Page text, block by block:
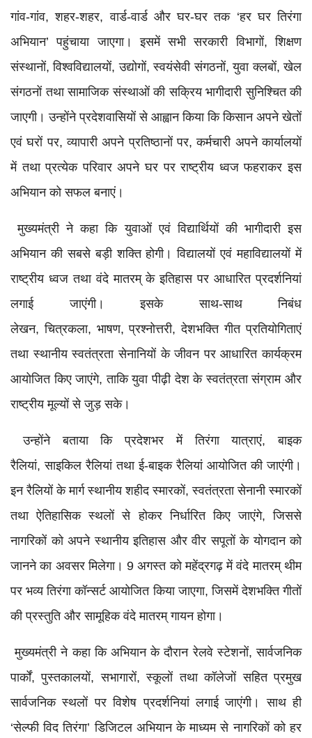
गांव-गांव, शहर-शहर, वार्ड-वार्ड और घर-घर तक ‘हर घर तिरंगा
अभियान’ पहुंचाया जाएगा। इसमें सभी सरकारी विभागों, शिक्षण
संस्थानों, विश्वविद्यालयों, उद्योगों, स्वयंसेवी संगठनों, युवा क्लबों, खेल
संगठनों तथा सामाजिक संस्थाओं की सक्रिय भागीदारी सुनिश्चित की
जाएगी। उन्होंने प्रदेशवासियों से आह्वान किया कि किसान अपने खेतों
एवं घरों पर, व्यापारी अपने प्रतिष्ठानों पर, कर्मचारी अपने कार्यालयों
में तथा प्रत्येक परिवार अपने घर पर राष्ट्रीय ध्वज फहराकर इस
अभियान को सफल बनाएं।
मुख्यमंत्री ने कहा कि युवाओं एवं विद्यार्थियों की भागीदारी इस
अभियान की सबसे बड़ी शक्ति होगी। विद्यालयों एवं महाविद्यालयों में
राष्ट्रीय ध्वज तथा वंदे मातरम् के इतिहास पर आधारित प्रदर्शनियां
लगाई जाएंगी। इसके साथ-साथ निबंध
लेखन, चित्रकला, भाषण, प्रश्नोत्तरी, देशभक्ति गीत प्रतियोगिताएं
तथा स्थानीय स्वतंत्रता सेनानियों के जीवन पर आधारित कार्यक्रम
आयोजित किए जाएंगे, ताकि युवा पीढ़ी देश के स्वतंत्रता संग्राम और
राष्ट्रीय मूल्यों से जुड़ सके।
उन्होंने बताया कि प्रदेशभर में तिरंगा यात्राएं, बाइक
रैलियां, साइकिल रैलियां तथा ई-बाइक रैलियां आयोजित की जाएंगी।
इन रैलियों के मार्ग स्थानीय शहीद स्मारकों, स्वतंत्रता सेनानी स्मारकों
तथा ऐतिहासिक स्थलों से होकर निर्धारित किए जाएंगे, जिससे
नागरिकों को अपने स्थानीय इतिहास और वीर सपूतों के योगदान को
जानने का अवसर मिलेगा। 9 अगस्त को महेंद्रगढ़ में वंदे मातरम् थीम
पर भव्य तिरंगा कॉन्सर्ट आयोजित किया जाएगा, जिसमें देशभक्ति गीतों
की प्रस्तुति और सामूहिक वंदे मातरम् गायन होगा।
मुख्यमंत्री ने कहा कि अभियान के दौरान रेलवे स्टेशनों, सार्वजनिक
पार्कों, पुस्तकालयों, सभागारों, स्कूलों तथा कॉलेजों सहित प्रमुख
सार्वजनिक स्थलों पर विशेष प्रदर्शनियां लगाई जाएंगी। साथ ही
‘सेल्फी विद तिरंगा’ डिजिटल अभियान के माध्यम से नागरिकों को हर